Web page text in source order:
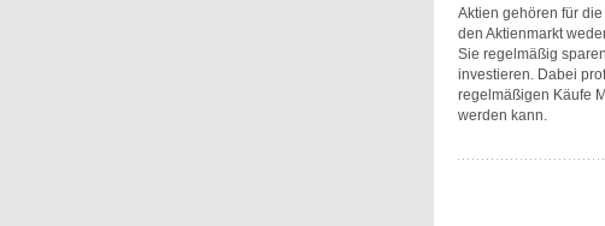
Aktien gehören für
den Aktienmarkt
Sie regelmäßig
investieren. Dabei
regelmäßigen Käufe
werden kann.